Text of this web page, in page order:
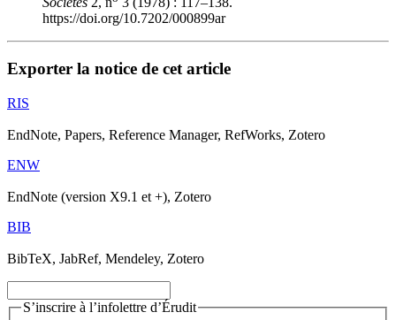
https://doi.org/10.7202/000899ar
Exporter la notice de cet article
RIS
EndNote, Papers, Reference Manager, RefWorks, Zotero
ENW
EndNote (version X9.1 et +), Zotero
BIB
BibTeX, JabRef, Mendeley, Zotero
S’inscrire à l’infolettre d’Érudit